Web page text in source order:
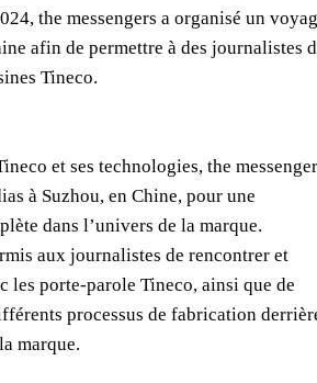
the messengers a organisé un
afin de permettre à des journalistes
Tineco.
et ses technologies, the
à Suzhou, en Chine, pour une
dans l’univers de la marque.
aux journalistes de rencontrer et
les porte-parole Tineco, ainsi que de
processus de fabrication
marque.